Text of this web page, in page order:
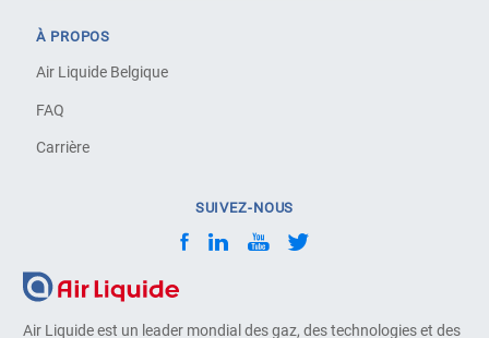
Air Liquide est un leader mondial des gaz, des technologies et des
À PROPOS
Air Liquide Belgique
FAQ
Carrière
SUIVEZ-NOUS